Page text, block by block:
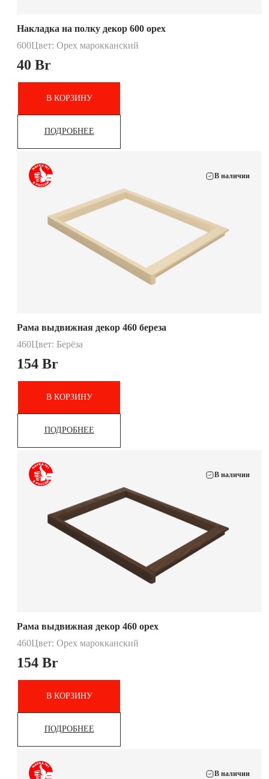
Накладка на полку декор 600 орех
600Цвет: Орех марокканский
40 Br
В КОРЗИНУ
ПОДРОБНЕЕ
В наличии
Рама выдвижная декор 460 береза
460Цвет: Берёза
154 Br
В КОРЗИНУ
ПОДРОБНЕЕ
В наличии
Рама выдвижная декор 460 орех
460Цвет: Орех марокканский
154 Br
В КОРЗИНУ
ПОДРОБНЕЕ
В наличии